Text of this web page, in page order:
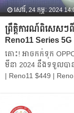
សៅរ៍, 24 កុម្ភៈ 2024
ព្រឹត្តិការណ៍ពិសេសៗពីក
Reno11 Series 5G
តោះ! អាចកក់ទុក
មីនា 2024 នឹងទទួលបា
| Reno11 $449 |